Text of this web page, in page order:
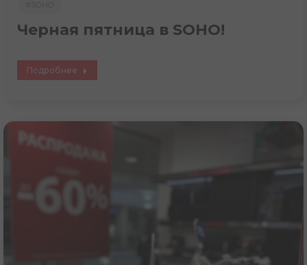
Черная пятница в SOHO!
Подробнее